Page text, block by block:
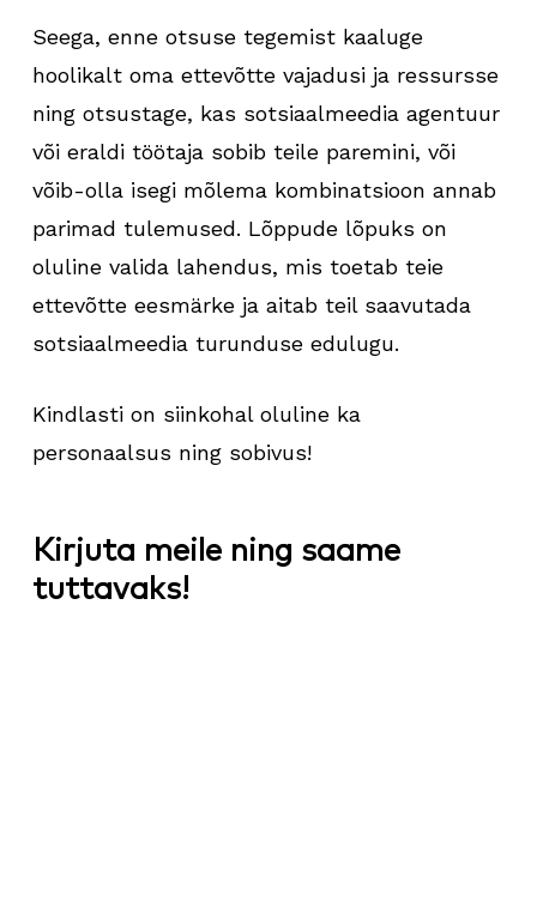
Seega, enne otsuse tegemist kaaluge
hoolikalt oma ettevõtte vajadusi ja ressursse
ning otsustage, kas sotsiaalmeedia agentuur
või eraldi töötaja sobib teile paremini, või
võib-olla isegi mõlema kombinatsioon annab
parimad tulemused. Lõppude lõpuks on
oluline valida lahendus, mis toetab teie
ettevõtte eesmärke ja aitab teil saavutada
sotsiaalmeedia turunduse edulugu.
Kindlasti on siinkohal oluline ka
personaalsus ning sobivus!
Kirjuta meile ning saame
tuttavaks!